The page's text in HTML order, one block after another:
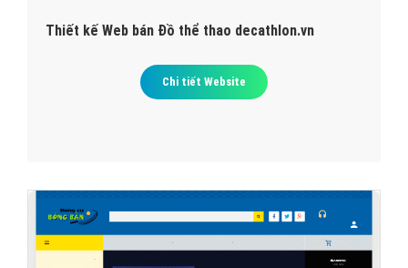
Thiết kế Web bán Đồ thể thao decathlon.vn
Chi tiết Website